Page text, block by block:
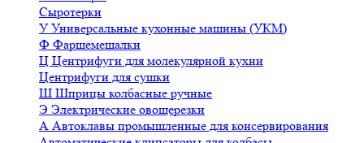
Сыротерки
У Универсальные кухонные машины (УКМ)
Ф Фаршемешалки
Ц Центрифуги для молекулярной кухни
Центрифуги для сушки
Ш Шприцы колбасные ручные
Э Электрические овощерезки
А Автоклавы промышленные для консервирования